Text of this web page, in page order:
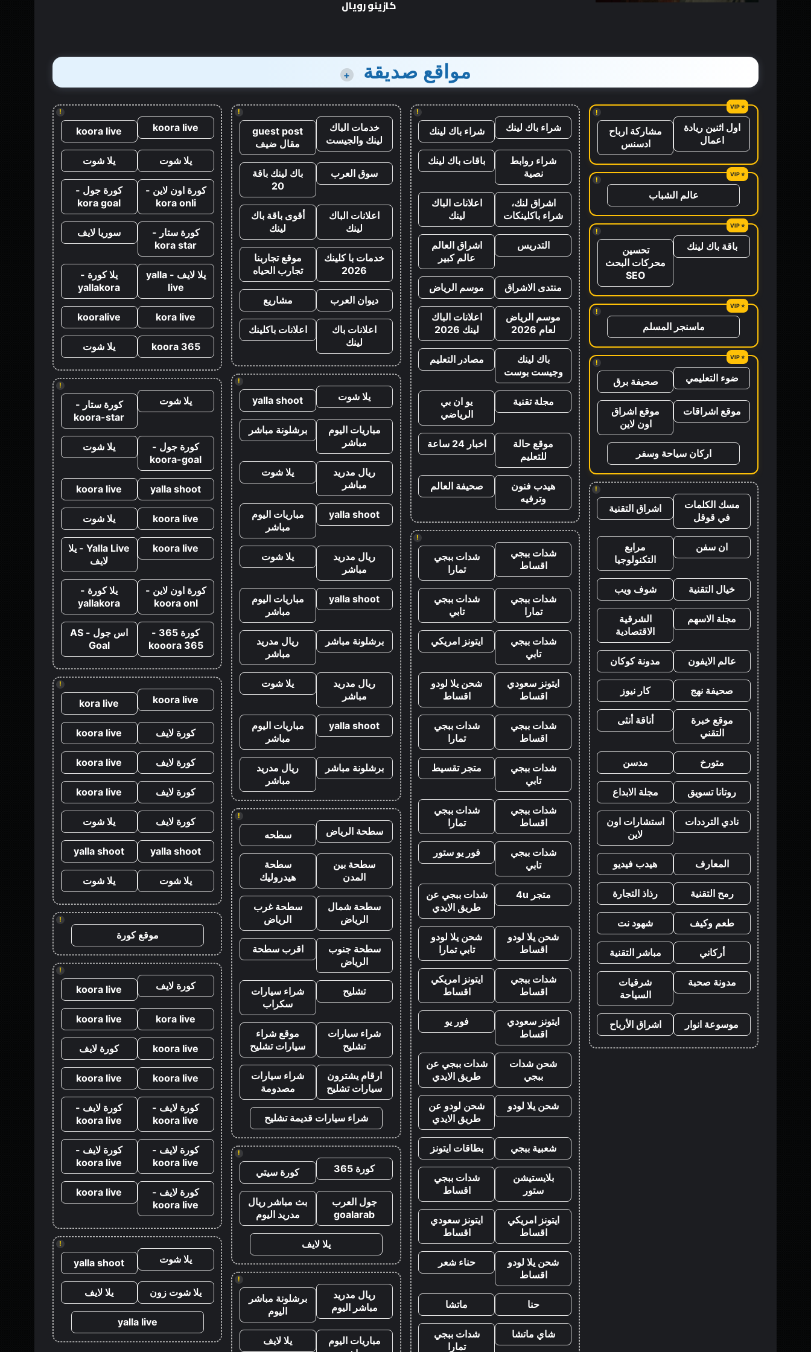
كازينو رويال
مواقع صديقة +
!
اول اثنين ريادة
اعمال
مشاركة ارباح
ادسنس
!
عالم الشباب
!
باقة باك لينك
تحسين
محركات البحث
SEO
!
ماسنجر المسلم
!
ضوء التعليمي صحيفة برق
موقع اشراقات
موقع اشراق
اون لاين
اركان سياحة وسفر
!
مسك الكلمات
في قوقل
اشراق التقنية
ان سفن
مرابع
التكنولوجيا
خيال التقنية شوف ويب
مجلة الاسهم
الشرقية
الاقتصادية
عالم الايفون مدونة كوكان
صحيفة نهج كار نيوز
موقع خبرة
التقني
أناقة أنثى
متورخ مدسن
روتانا تسويق مجلة الابداع
نادي الترددات
استشارات اون
لاين
المعارف هيدب فيديو
رمح التقنية رذاذ التجارة
طعم وكيف شهود نت
أركاني مباشر التقنية
مدونة صحبة
شرقيات
السياحة
موسوعة انوار اشراق الأرباح
!
شراء باك لينك شراء باك لينك
شراء روابط
نصية
باقات باك لينك
اشراق لنك،
شراء باكلينكات
اعلانات الباك
لينك
التدريس
اشراق العالم
عالم كبير
منتدى الاشراق موسم الرياض
موسم الرياض
لعام 2026
اعلانات الباك
لينك 2026
باك لينك
وجيست بوست
مصادر التعليم
مجلة تقنية
يو ان بي
الرياضي
موقع حالة
للتعليم
اخبار 24 ساعة
هيدب فنون
وترفيه
صحيفة العالم
!
شدات ببجي
اقساط
شدات ببجي
تمارا
شدات ببجي
تمارا
شدات ببجي
تابي
شدات ببجي
تابي
ايتونز امريكي
ايتونز سعودي
اقساط
شحن يلا لودو
اقساط
شدات ببجي
اقساط
شدات ببجي
تمارا
شدات ببجي
تابي
متجر تقسيط
شدات ببجي
اقساط
شدات ببجي
تمارا
شدات ببجي
تابي
فور يو ستور
متجر 4u
شدات ببجي عن
طريق الايدي
شحن يلا لودو
اقساط
شحن يلا لودو
تابي تمارا
شدات ببجي
اقساط
ايتونز امريكي
اقساط
ايتونز سعودي
اقساط
فور يو
شحن شدات
ببجي
شدات ببجي عن
طريق الايدي
شحن يلا لودو
شحن لودو عن
طريق الايدي
شعبية ببجي بطاقات ايتونز
بلايستيشن
ستور
شدات ببجي
اقساط
ايتونز امريكي
اقساط
ايتونز سعودي
اقساط
شحن يلا لودو
اقساط
حناء شعر
حنا ماتشا
شاي ماتشا
شدات ببجي
تمارا
!
خدمات الباك
لينك والجيست
guest post
مقال ضيف
سوق العرب
باك لينك باقة
20
اعلانات الباك
لينك
أقوى باقة باك
لينك
خدمات با كلينك
2026
موقع تجاربنا
تجارب الحياه
ديوان العرب مشاريع
اعلانات باك
لينك
اعلانات باكلينك
!
يلا شوت yalla shoot
مباريات اليوم
مباشر
برشلونة مباشر
ريال مدريد
مباشر
يلا شوت
yalla shoot
مباريات اليوم
مباشر
ريال مدريد
مباشر
يلا شوت
yalla shoot
مباريات اليوم
مباشر
برشلونة مباشر
ريال مدريد
مباشر
ريال مدريد
مباشر
يلا شوت
yalla shoot
مباريات اليوم
مباشر
برشلونة مباشر
ريال مدريد
مباشر
!
سطحة الرياض سطحه
سطحة بين
المدن
سطحة
هيدروليك
سطحة شمال
الرياض
سطحة غرب
الرياض
سطحة جنوب
الرياض
اقرب سطحة
تشليح
شراء سيارات
سكراب
شراء سيارات
تشليح
موقع شراء
سيارات تشليح
ارقام يشترون
سيارات تشليح
شراء سيارات
مصدومة
شراء سيارات قديمة تشليح
!
كورة 365 كورة سيتي
جول العرب
goalarab
بث مباشر ريال
مدريد اليوم
يلا لايف
!
ريال مدريد
مباشر اليوم
برشلونة مباشر
اليوم
مباريات اليوم
يلا لايف
!
koora live
koora live
يلا شوت يلا شوت
كورة اون لاين -
kora onli
كورة جول -
kora goal
كورة ستار -
kora star
سوريا لايف
يلا لايف - yalla
live
يلا كورة -
yallakora
kora live
kooralive
koora 365 يلا شوت
!
يلا شوت
كورة ستار -
koora-star
كورة جول -
koora-goal
يلا شوت
yalla shoot
koora live
koora live يلا شوت
koora live
Yalla Live - يلا
لايف
كورة اون لاين -
koora onl
يلا كورة -
yallakora
كورة 365 -
kooora 365
اس جول - AS
Goal
!
koora live
kora live
كورة لايف koora live
كورة لايف koora live
كورة لايف koora live
كورة لايف يلا شوت
yalla shoot
yalla shoot
يلا شوت يلا شوت
!
موقع كورة
!
كورة لايف koora live
kora live
koora live
koora live كورة لايف
koora live
koora live
كورة لايف -
koora live
كورة لايف -
koora live
كورة لايف -
koora live
كورة لايف -
koora live
كورة لايف -
koora live
koora live
!
يلا شوت yalla shoot
يلا شوت زون يلا لايف
yalla live